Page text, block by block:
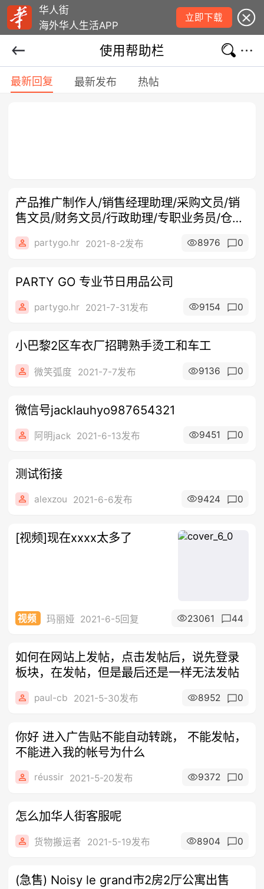
华人街
海外华人生活APP
立即下载
使用帮助栏
最新回复 最新发布 热帖
产品推广制作人/销售经理助理/采购文员/销
售文员/财务文员/行政助理/专职业务员/仓库
人员
partygo.hr 2021-8-2发布 8976 0
PARTY GO 专业节日用品公司
partygo.hr 2021-7-31发布 9154 0
小巴黎2区车衣厂招聘熟手烫工和车工
微笑弧度 2021-7-7发布 9136 0
微信号jacklauhyo987654321
阿明jack 2021-6-13发布 9451 0
测试衔接
alexzou 2021-6-6发布 9424 0
[视频]现在xxxx太多了
视频 玛丽娅 2021-6-5回复 23061 44
如何在网站上发帖，点击发帖后，说先登录
板块，在发帖，但是最后还是一样无法发帖
paul-cb 2021-5-30发布 8952 0
你好 进入广告贴不能自动转跳， 不能发帖，
不能进入我的帐号为什么
réussir 2021-5-20发布 9372 0
怎么加华人街客服呢
货物搬运者 2021-5-19发布 8904 0
(急售) Noisy le grand市2房2厅公寓出售